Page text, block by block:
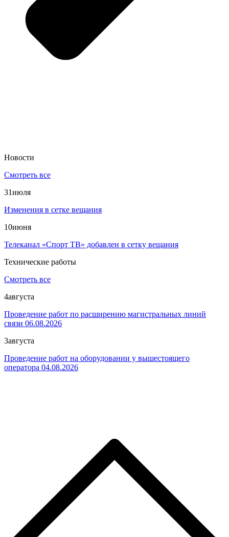
Новости
Смотреть все
31июля
Изменения в сетке вещания
10июня
Телеканал «Спорт ТВ» добавлен в сетку вещания
Технические работы
Смотреть все
4августа
Проведение работ по расширению магистральных линий
связи 06.08.2026
3августа
Проведение работ на оборудовании у вышестоящего
оператора 04.08.2026